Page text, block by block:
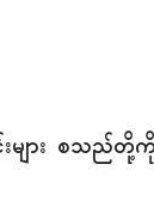
းများ စသည်တို့